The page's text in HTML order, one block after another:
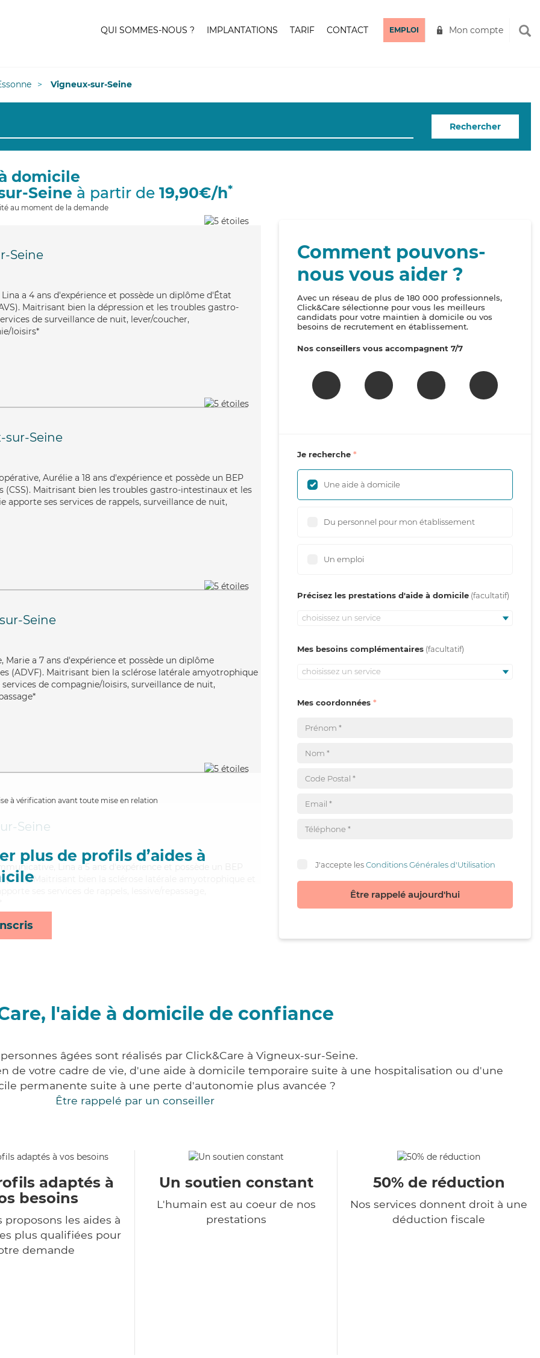
QUI SOMMES-NOUS ? IMPLANTATIONS TARIF CONTACT EMPLOI Mon compte
Vigneux-sur-Seine
Rechercher
domicile
Seine à partir de 19,90€/h*
au moment de la demande
Seine
a 4 ans d'expérience et possède un diplôme d'État
Maitrisant bien la dépression et les troubles gastro-
de surveillance de nuit, lever/coucher,
loisirs*
sur-Seine
Aurélie a 18 ans d'expérience et possède un BEP
(CSS). Maitrisant bien les troubles gastro-intestinaux et les
apporte ses services de rappels, surveillance de nuit,
Seine
Marie a 7 ans d'expérience et possède un diplôme
(ADVF). Maitrisant bien la sclérose latérale amyotrophique
de compagnie/loisirs, surveillance de nuit,
à vérification avant toute mise en relation
plus de profils d’aides à
Seine
Lina a 5 ans d'expérience et possède un BEP
(CSS). Maitrisant bien la sclérose latérale amyotrophique et
Comment pouvons-
nous vous aider ?
Avec un réseau de plus de 180 000 professionnels,
Click&Care sélectionne pour vous les meilleurs
candidats pour votre maintien à domicile ou vos
besoins de recrutement en établissement.
Nos conseillers vous accompagnent 7/7
Je recherche
Une aide à domicile
Du personnel pour mon établissement
Un emploi
Précisez les prestations d'aide à domicile
choisissez un service
Mes besoins complémentaires
choisissez un service
Mes coordonnées
J'accepte lesConditions Générales d'Utilisation
Être rappelé aujourd'hui
l'aide à domicile de confiance
âgées sont réalisés par Click&Care à Vigneux-sur-Seine.
de votre cadre de vie, d'une aide à domicile temporaire suite à une hospitalisation ou d'une
permanente suite à une perte d'autonomie plus avancée ?
Être rappelé par un conseiller
adaptés à
besoins
proposons les aides à
plus qualifiées pour
demande
Un soutien constant
L'humain est au coeur de nos
prestations
50% de réduction
Nos services donnent droit à une
déduction fiscale